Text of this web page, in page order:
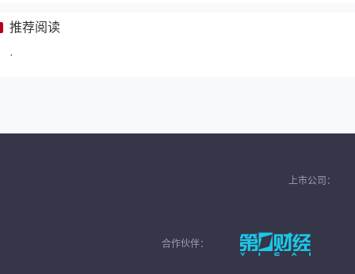
推荐阅读
·
上市公司：
合作伙伴：